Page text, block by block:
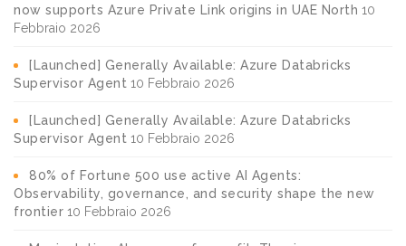
now supports Azure Private Link origins in UAE North 10
Febbraio 2026
[Launched] Generally Available: Azure Databricks
Supervisor Agent 10 Febbraio 2026
[Launched] Generally Available: Azure Databricks
Supervisor Agent 10 Febbraio 2026
80% of Fortune 500 use active AI Agents:
Observability, governance, and security shape the new
frontier 10 Febbraio 2026